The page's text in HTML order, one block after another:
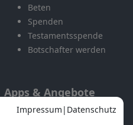
Beten
Spenden
Testamentsspende
Botschafter werden
Apps & Angebote